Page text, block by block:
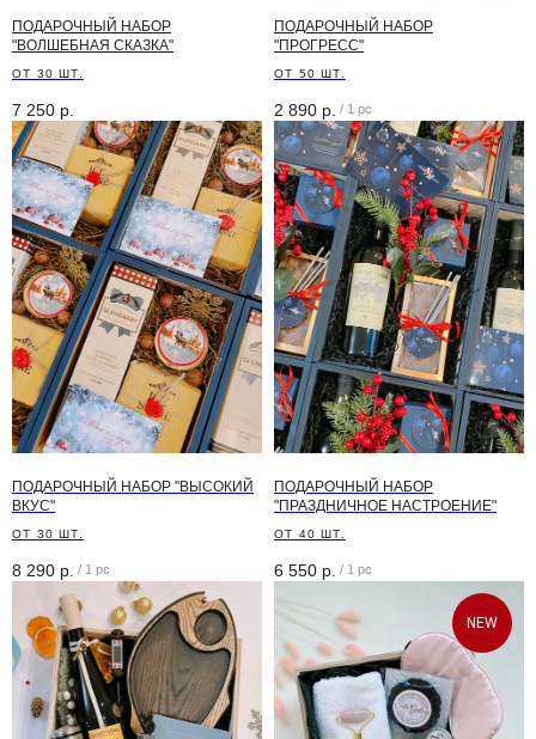
ПОДАРОЧНЫЙ НАБОР
"ВОЛШЕБНАЯ СКАЗКА"
ОТ 30 ШТ.
7 250 р.
ПОДАРОЧНЫЙ НАБОР
"ПРОГРЕСС"
ОТ 50 ШТ.
2 890 р. / 1 pc
ПОДАРОЧНЫЙ НАБОР "ВЫСОКИЙ
ВКУС"
ОТ 30 ШТ.
8 290 р. / 1 pc
ПОДАРОЧНЫЙ НАБОР
"ПРАЗДНИЧНОЕ НАСТРОЕНИЕ"
ОТ 40 ШТ.
6 550 р. / 1 pc
NEW
Необходима помощь
с заказом?
Оставить заявку на заказ
Мы будем рады помочь вам!
*Техническая поддержка работает с
10:00 до 21:00 (по МСК)
+7 (499) 136-06-00
WhatsApp
Telegram
info@holidaybar.ru
+7
Отправить